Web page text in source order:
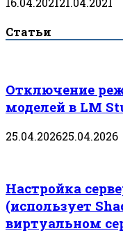
Статьи
Отключение
моделей в LM
25.04.202625.04.2026
Настройка
(использует
виртуальном